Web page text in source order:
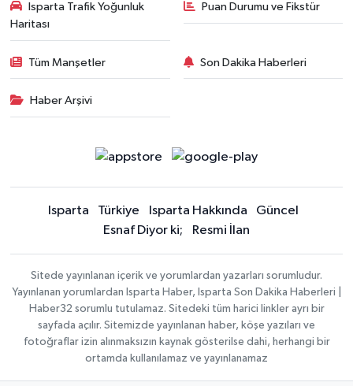
Isparta Trafik Yoğunluk
Haritası
Puan Durumu ve Fikstür
Tüm Manşetler Son Dakika Haberleri
Haber Arşivi
Isparta Türkiye Isparta Hakkında
Güncel
Esnaf Diyor ki;
Resmi İlan
Sitede yayınlanan içerik ve yorumlardan yazarları sorumludur.
Yayınlanan yorumlardan Isparta Haber, Isparta Son Dakika Haberleri |
Haber32 sorumlu tutulamaz. Sitedeki tüm harici linkler ayrı bir
sayfada açılır. Sitemizde yayınlanan haber, köşe yazıları ve
fotoğraflar izin alınmaksızın kaynak gösterilse dahi, herhangi bir
ortamda kullanılamaz ve yayınlanamaz